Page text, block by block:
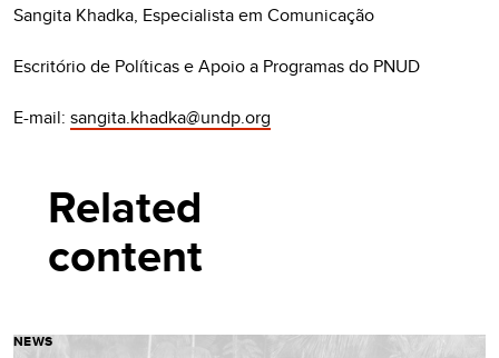
Sangita Khadka, Especialista em Comunicação
Escritório de Políticas e Apoio a Programas do PNUD
E-mail: sangita.khadka@undp.org
Related
content
NEWS